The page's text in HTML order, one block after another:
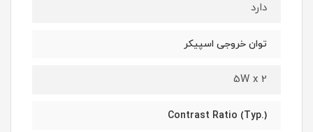
دارد
توان خروجی اسپیکر
5W x 2
Contrast Ratio (Typ.)